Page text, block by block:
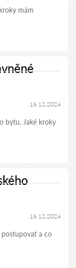
mám
16.12.2024
bytu. Jaké kroky
16.12.2024
postupovat a co